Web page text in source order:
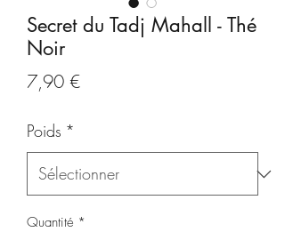
Secret du Tadj Mahall - Thé
Noir
7,90 €Prix
Poids *
Quantité *